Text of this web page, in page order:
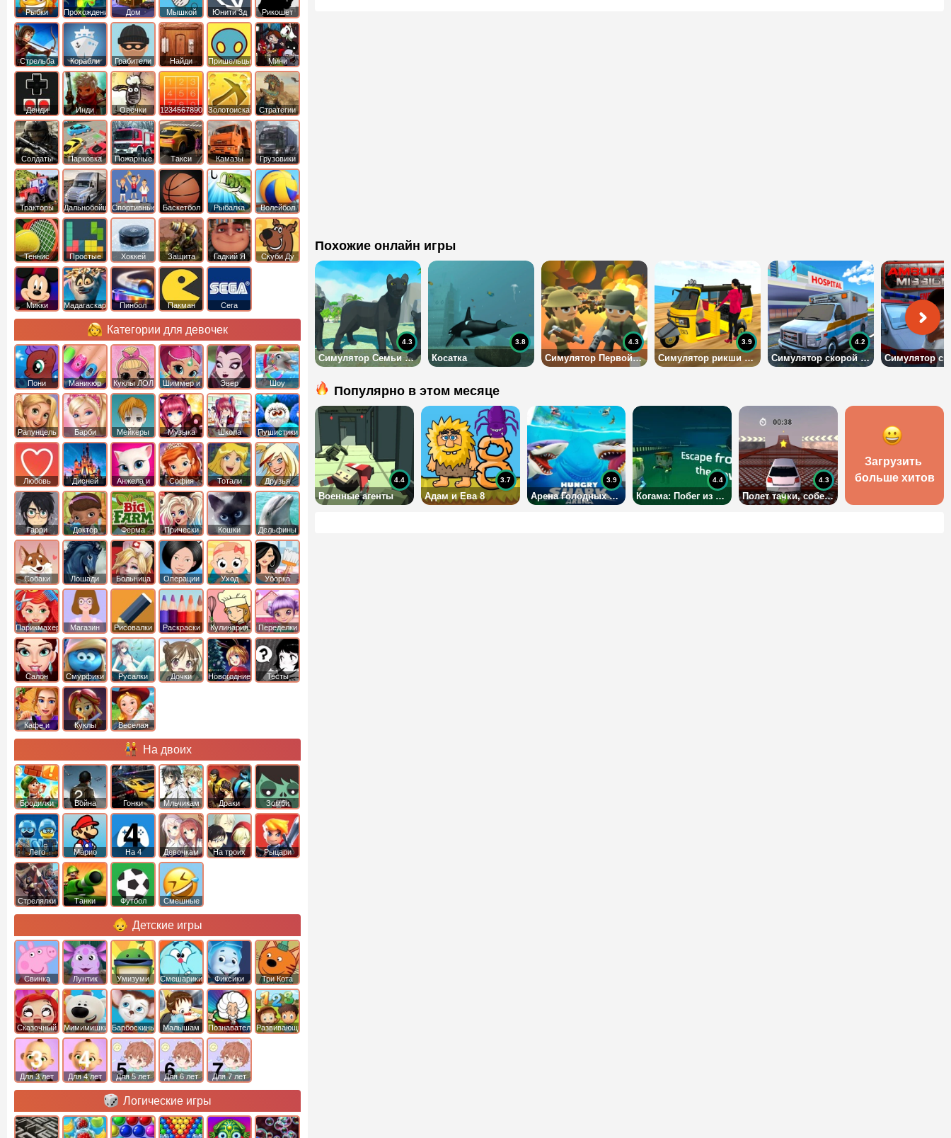
Похожие онлайн игры
Симулятор Семьи Пантеры 3Д
4.3
Косатка
3.8
Симулятор Первой Мировой Войны
4.3
Симулятор рикши 2020
3.9
Симулятор скорой - спасательная миссия
4.2
Популярно в этом месяце
Военные агенты
4.4
Адам и Ева 8
3.7
Арена Голодных Акул
3.9
Когама: Побег из Канализации
4.4
Полет тачки, собери звезды
4.3
Загрузить
больше хитов
Рыбки Прохождение Дом Мышкой Юнити 3д Рикошет
Cтрельба
из лука
Корабли Грабители
Найди
выход
Пришельцы Мини
Денди Инди
Овечки
идут домой
1234567890 ЗолотоискательСтратегии
Солдаты
Парковка
машин
Пожарные
машины
Такси Камазы Грузовики
Тракторы ДальнобойщикиСпортивные Баскетбол Рыбалка Волейбол
Теннис Простые Хоккей
Защита
башни
Гадкий Я Скуби Ду
Микки
Мадагаскар Пинбол Пакман Сега
Категории для девочек
Пони
креатор
Маникюр Куклы ЛОЛ
Шиммер и
Шайн
Эвер
Афтер Хай
Шоу
дельфинов
Рапунцель Барби Мейкеры Музыка Школа Пушистики
Любовь Дисней
Анжела и
том
София
Прекрасная
Тотали
Спайс
Друзья
ангелов
Гарри
Поттер
Доктор
Плюшева
Ферма Прически Кошки Дельфины
Собаки Лошади Больница Операции Уход Уборка
Парикмахер Магазин Рисовалки Раскраски Кулинария Переделки
Салон Смурфики Русалки Дочки Новогодние Тесты
Кафе и
Куклы
Веселая
На двоих
Бродилки Война Гонки Мльчикам Драки Зомби
Лего Марио На 4 Девочкам На троих Рыцари
Стрелялки Танки Футбол Смешные
Детские игры
Свинка
Пеппа
Лунтик Умизуми Смешарики Фиксики Три Кота
Сказочный
патруль
Мимимишки Барбоскины Малышам ПознавательныеРазвивающие
Для 3 лет Для 4 лет Для 5 лет Для 6 лет Для 7 лет
Логические игры